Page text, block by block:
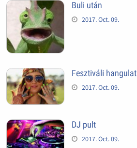
Buli után
2017. Oct. 09.
Fesztiváli hangulat
2017. Oct. 09.
DJ pult
2017. Oct. 09.